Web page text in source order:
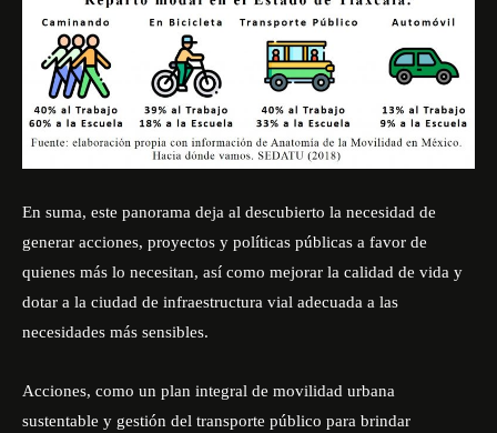
En suma, este panorama deja al descubierto la necesidad de
generar acciones, proyectos y políticas públicas a favor de
quienes más lo necesitan, así como mejorar la calidad de vida y
dotar a la ciudad de infraestructura vial adecuada a las
necesidades más sensibles.
Acciones, como un plan integral de movilidad urbana
sustentable y gestión del transporte público para brindar